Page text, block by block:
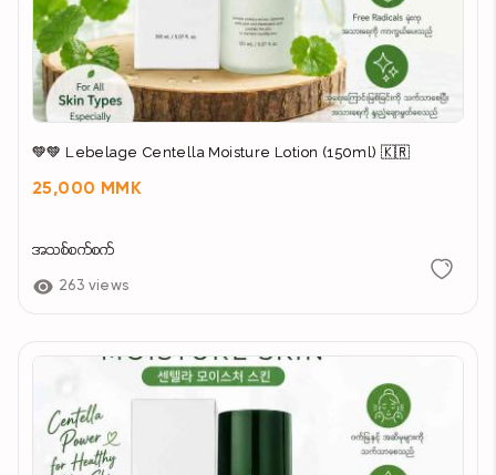
💚💚 Lebelage Centella Moisture Lotion (150ml) 🇰🇷
25,000 MMK
အသစ်စက်စက်
263 views